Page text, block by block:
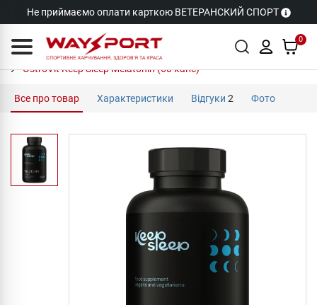
Не приймаємо оплати карткою ВЕТЕРАНСКИЙ СПОРТ
0
OstroVit Keep Sleep Melatonin (60 капс)
Все про товар Характеристики Відгуки 2 Фото